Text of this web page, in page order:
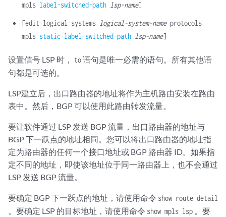
mpls label-switched-path lsp-name]
[edit logical-systems logical-system-nameprotocols
mpls static-label-switched-path lsp-name]
设置信号 LSP 时， to语句是唯一必需的语句。所有其他语
句都是可选的。
LSP建立后，出口路由器的地址将作为主机路由安装在路由
表中。然后，BGP 可以使用此路由转发流量。
要让软件通过 LSP 发送 BGP 流量，出口路由器的地址与
BGP 下一跃点的地址相同。您可以将出口路由器的地址指
定为路由器的任何一个接口地址或 BGP 路由器 ID。如果指
定不同的地址，即使该地址位于同一路由器上，也不会通过
LSP 发送 BGP 流量。
要确定 BGP 下一跃点的地址，请使用命令 show route detail
。要确定 LSP 的目标地址，请使用命令 show mpls lsp 。要